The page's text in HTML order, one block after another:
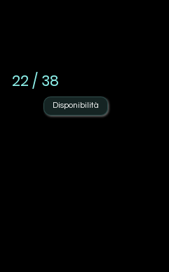
22 / 38
Disponibilità